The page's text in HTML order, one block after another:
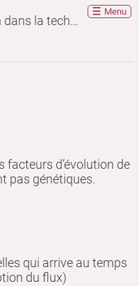
Constitutivité technique et soin dans la technique
Menu
facteurs d’évolution de
pas génétiques.
qui arrive au temps
du flux)